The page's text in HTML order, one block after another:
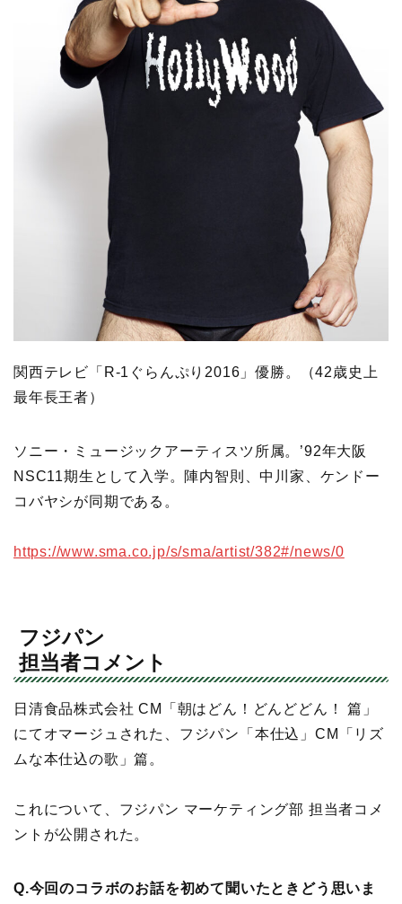
関西テレビ「R-1ぐらんぷり2016」優勝。（42歳史上
最年長王者）
ソニー・ミュージックアーティスツ所属。’92年大阪
NSC11期生として入学。陣内智則、中川家、ケンドー
コバヤシが同期である。
https://www.sma.co.jp/s/sma/artist/382#/news/0
フジパン
担当者コメント
日清食品株式会社 CM「朝はどん！どんどどん！ 篇」
にてオマージュされた、フジパン「本仕込」CM「リズ
ムな本仕込の歌」篇。
これについて、フジパン マーケティング部 担当者コメ
ントが公開された。
Q.今回のコラボのお話を初めて聞いたときどう思いま